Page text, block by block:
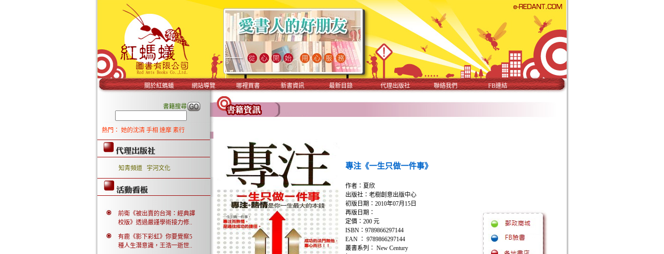
關於紅螞蟻 網站導覽 哪裡買書 新書資訊 最新目錄 代理出版社 聯絡我們 FB連結
書籍搜尋
熱門： 她的沈清 手相 達摩 素行
知青頻道 宇河文化
前衛《被出賣的台灣：經典譯
校版》透過嚴謹學術接力修..
有鹿《影下彩虹》你要覺察5
種人生潛意識，王浩一逝世..
專注《一生只做一件事》
作者：夏欣
出版社：老樹創意出版中心
初版日期：2010年07月15日
再版日期：
定價：200 元
ISBN：9789866297144
EAN ： 9789866297144
叢書系列： New Century